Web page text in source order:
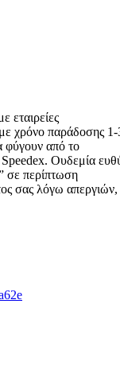
εταιρείες
χρόνο παράδοσης 1-
φύγουν από το
Oυδεμία
σε περίπτωση
σας λόγω απεργιών,